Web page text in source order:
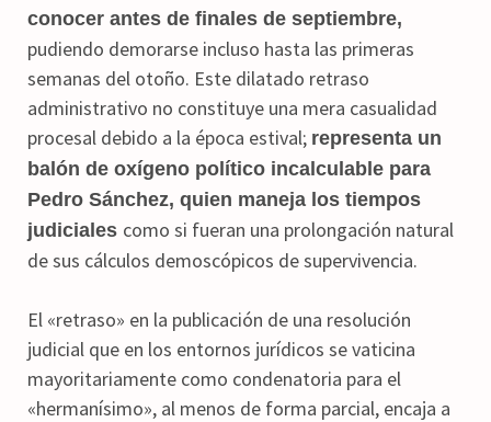
conocer antes de finales de septiembre,
pudiendo demorarse incluso hasta las primeras
semanas del otoño. Este dilatado retraso
administrativo no constituye una mera casualidad
procesal debido a la época estival; representa un
balón de oxígeno político incalculable para
Pedro Sánchez, quien maneja los tiempos
judiciales como si fueran una prolongación natural
de sus cálculos demoscópicos de supervivencia.
El «retraso» en la publicación de una resolución
judicial que en los entornos jurídicos se vaticina
mayoritariamente como condenatoria para el
«hermanísimo», al menos de forma parcial, encaja a